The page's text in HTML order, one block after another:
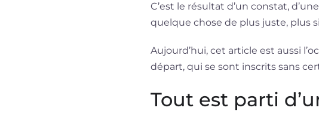
C’est le résultat d’un constat,
quelque chose de plus juste, plus
Aujourd’hui, cet article est aussi
départ, qui se sont inscrits sans
Tout est parti